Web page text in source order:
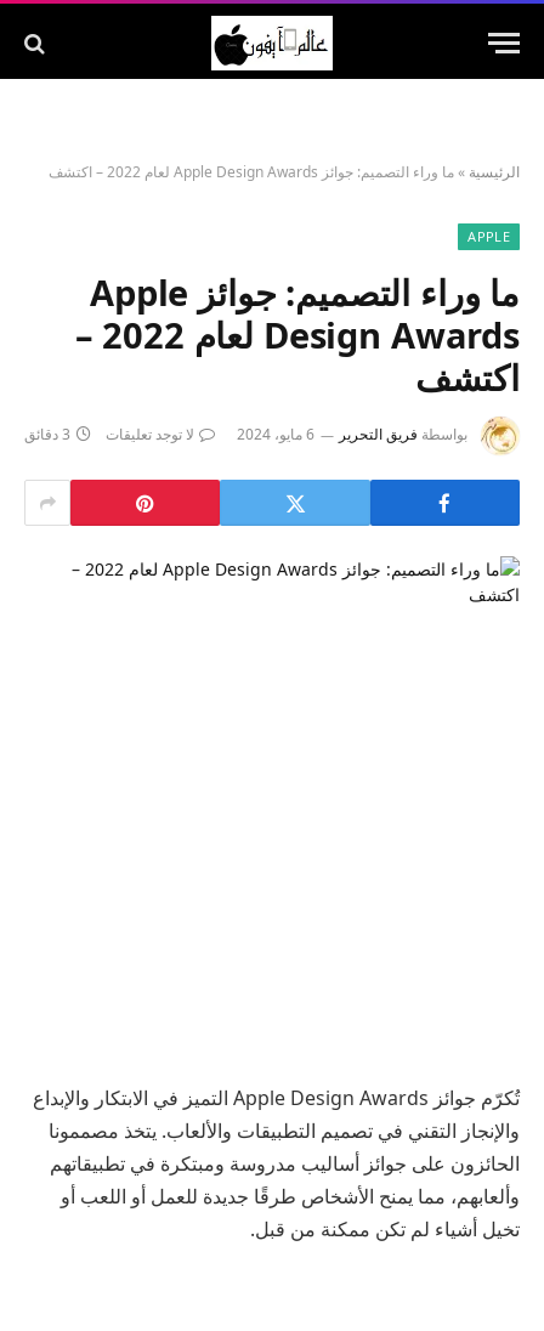
الرئيسية »ما وراء التصميم: جوائز Apple Design Awards لعام 2022 – اكتشف
APPLE
ما وراء التصميم: جوائز Apple
Design Awards لعام 2022 –
اكتشف
بواسطة فريق التحرير 6 مايو، 2024 لا توجد تعليقات 3 دقائق
تُكرّم جوائز Apple Design Awards التميز في الابتكار والإبداع
والإنجاز التقني في تصميم التطبيقات والألعاب. يتخذ مصممونا
الحائزون على جوائز أساليب مدروسة ومبتكرة في تطبيقاتهم
وألعابهم، مما يمنح الأشخاص طرقًا جديدة للعمل أو اللعب أو
تخيل أشياء لم تكن ممكنة من قبل.